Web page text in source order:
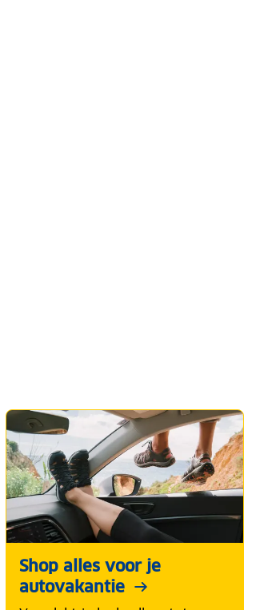
Shop alles voor je
autovakantie